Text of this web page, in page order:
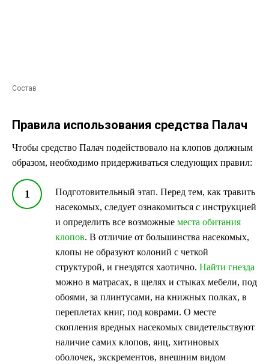
Состав
Правила использования средства Палач
Чтобы средство Палач подействовало на клопов должным
образом, необходимо придерживаться следующих правил:
Подготовительный этап. Перед тем, как травить
насекомых, следует ознакомиться с инструкцией
и определить все возможные места обитания
клопов. В отличие от большинства насекомых,
клопы не образуют колоний с четкой
структурой, и гнездятся хаотично. Найти гнезда
можно в матрасах, в щелях и стыках мебели, под
обоями, за плинтусами, на книжных полках, в
переплетах книг, под коврами. О месте
скопления вредных насекомых свидетельствуют
наличие самих клопов, яиц, хитиновых
оболочек, экскрементов, внешним видом